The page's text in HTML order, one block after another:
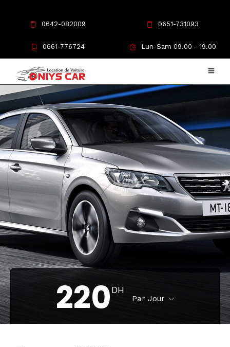
0642-082009 0651-731093
0661-776724 Lun-Sam 09.00 - 19.00
220DH
Par Jour